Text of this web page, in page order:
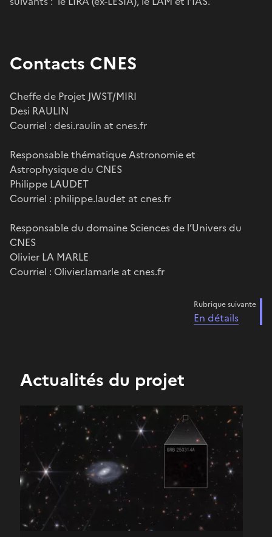
Contacts CNES
Cheffe de Projet JWST/MIRI
Desi RAULIN
Courriel : desi.raulin at cnes.fr
Responsable thématique Astronomie et
Astrophysique du CNES
Philippe LAUDET
Courriel : philippe.laudet at cnes.fr
Responsable du domaine Sciences de l’Univers du
CNES
Olivier LA MARLE
Courriel : Olivier.lamarle at cnes.fr
Rubrique suivante
En détails
Actualités du projet